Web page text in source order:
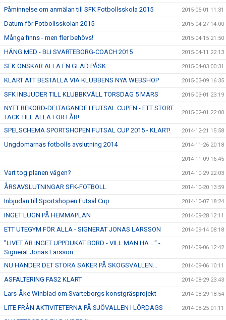
Påminnelse om anmälan till SFK Fotbollsskola 2015 2015-05-01 11:31
Datum för Fotbollsskolan 2015 2015-04-27 14:00
Många finns - men fler behövs! 2015-04-15 21:50
HÄNG MED - BLI SVARTEBORG-COACH 2015 2015-04-11 22:13
SFK ÖNSKAR ALLA EN GLAD PÅSK 2015-04-03 00:31
KLART ATT BESTÄLLA VIA KLUBBENS NYA WEBSHOP 2015-03-09 16:35
SFK INBJUDER TILL KLUBBKVÄLL TORSDAG 5 MARS 2015-03-01 23:19
NYTT REKORD-DELTAGANDE I FUTSAL CUPEN - ETT STORT
TACK TILL ALLA FÖR I ÅR!
2015-02-01 22:00
SPELSCHEMA SPORTSHOPEN FUTSAL CUP 2015 - KLART! 2014-12-21 15:58
Ungdomarnas fotbolls avslutning 2014 2014-11-26 20:18
2014-11-09 16:45
Vart tog planen vägen? 2014-10-29 22:03
ÅRSAVSLUTNINGAR SFK-FOTBOLL 2014-10-20 13:59
Inbjudan till Sportshopen Futsal Cup 2014-10-07 18:24
INGET LUGN PÅ HEMMAPLAN 2014-09-28 12:11
ETT UTEGYM FÖR ALLA - SIGNERAT JONAS LARSSON 2014-09-14 08:18
”LIVET ÄR INGET UPPDUKAT BORD - VILL MAN HA ..." -
Signerat Jonas Larsson
2014-09-06 12:42
NU HÄNDER DET STORA SAKER PÅ SKOGSVALLEN... 2014-09-06 10:11
ASFALTERING FAS2 KLART 2014-08-29 23:43
Lars-Åke Winblad om Svarteborgs konstgräsprojekt 2014-08-29 18:54
LITE FRÅN AKTIVITETERNA PÅ SJÖVALLEN I LÖRDAGS 2014-08-25 01:11